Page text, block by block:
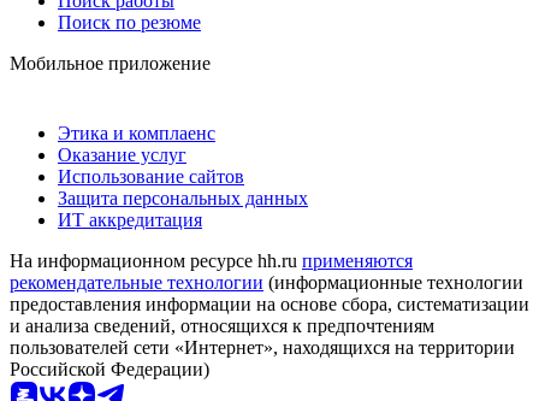
Поиск по резюме
Мобильное приложение
Этика и комплаенс
Оказание услуг
Использование сайтов
Защита персональных данных
ИТ аккредитация
На информационном ресурсе hh.ru применяются
рекомендательные технологии (информационные технологии
предоставления информации на основе сбора, систематизации
и анализа сведений, относящихся к предпочтениям
пользователей сети «Интернет», находящихся на территории
Российской Федерации)